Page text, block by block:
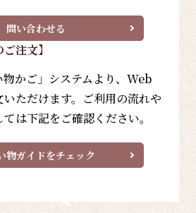
問い合わせる
注文】
かご」システムより、Web
いただけます。ご利用の流れや
は下記をご確認ください。
物ガイドをチェック